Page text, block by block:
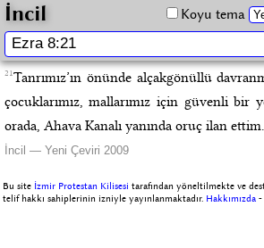
İncil Koyu tema
21Tanrımız’ın önünde alçakgönüllü
çocuklarımız, mallarımız için güvenli bir
orada, Ahava Kanalı yanında oruç ilan ettim.
İncil — Yeni Çeviri 2009
Bu site İzmir Protestan Kilisesi tarafından yöneltilmekte ve
telif hakkı sahiplerinin izniyle yayınlanmaktadır. Hakkımızda